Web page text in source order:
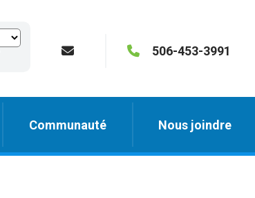
506-453-3991
Communauté Nous joindre